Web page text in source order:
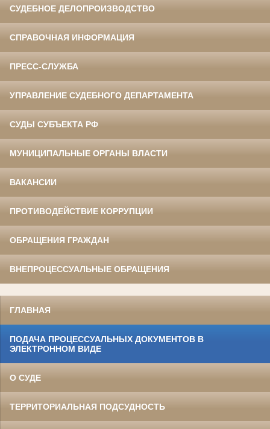
СУДЕБНОЕ ДЕЛОПРОИЗВОДСТВО
СПРАВОЧНАЯ ИНФОРМАЦИЯ
ПРЕСС-СЛУЖБА
УПРАВЛЕНИЕ СУДЕБНОГО ДЕПАРТАМЕНТА
СУДЫ СУБЪЕКТА РФ
МУНИЦИПАЛЬНЫЕ ОРГАНЫ ВЛАСТИ
ВАКАНСИИ
ПРОТИВОДЕЙСТВИЕ КОРРУПЦИИ
ОБРАЩЕНИЯ ГРАЖДАН
ВНЕПРОЦЕССУАЛЬНЫЕ ОБРАЩЕНИЯ
ГЛАВНАЯ
ПОДАЧА ПРОЦЕССУАЛЬНЫХ ДОКУМЕНТОВ В
ЭЛЕКТРОННОМ ВИДЕ
О СУДЕ
ТЕРРИТОРИАЛЬНАЯ ПОДСУДНОСТЬ